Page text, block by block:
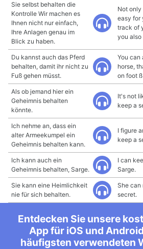
Sie selbst behalten die
Kontrolle Wir machen es
Ihnen nicht nur einfach,
Ihre Anlagen genau im
Blick zu haben.
Not
easy for
track of
you
Du kannst auch das Pferd
behalten, damit ihr nicht zu
Fuß gehen müsst.
You can
horse,
on foot
Als ob jemand hier ein
Geheimnis behalten
könnte.
It's not
keep a
Ich nehme an, dass ein
alter Armeekumpel ein
Geheimnis behalten kann.
I figure
keep a
Ich kann auch ein
Geheimnis behalten, Sarge.
I can
Sarge.
Sie kann eine Heimlichkeit
nie für sich behalten.
She can
secret.
Entdecken Sie unsere
App für iOS und
häufigsten verwendeten